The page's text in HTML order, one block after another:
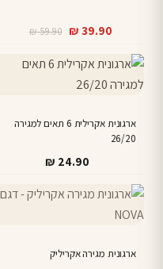
₪59.90
המחיר
היה:
₪ 39.90
המחיר
הוא:
ארגונית אקרילית 6 תאים למגירה
26/20
₪ 24.90
ארגונית מגירה אקריליק
למוצר
זה
מספר